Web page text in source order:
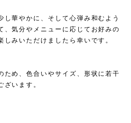
し華やかに、そして心弾み和むよう
、気分やメニューに応じてお好みの
しみいただけましたら幸いです。
め、色合いやサイズ、形状に若干
ざいます。